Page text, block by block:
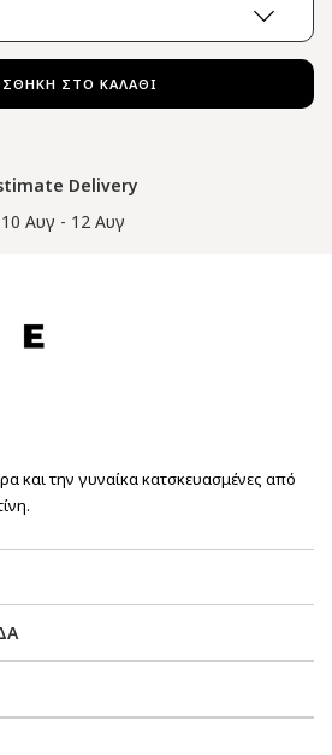
Delivery
10 Αυγ - 12 Αυγ
ΣΤΟ ΚΑΛΑΘΙ
και την γυναίκα κατσκευασμένες από